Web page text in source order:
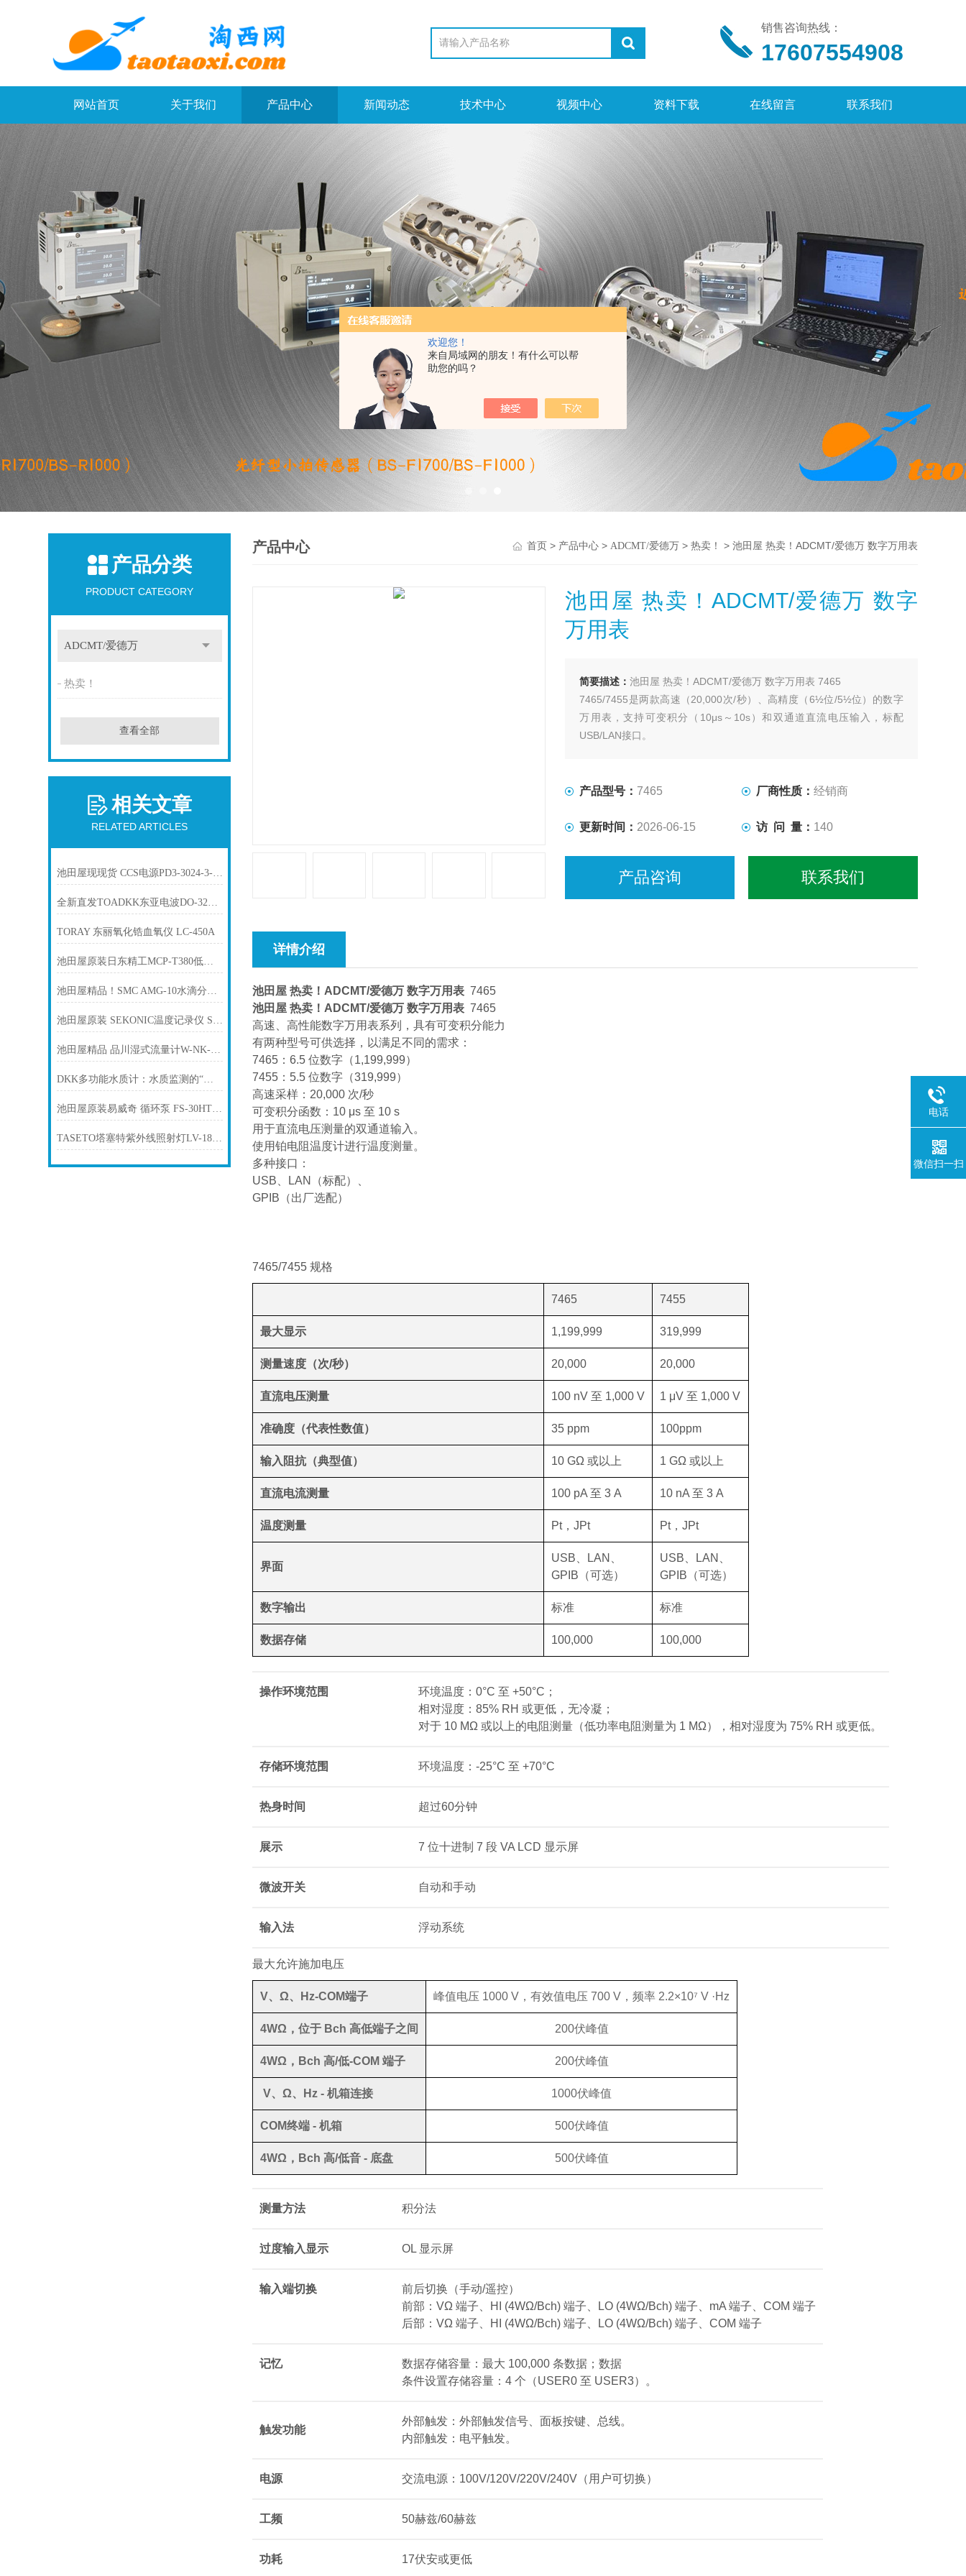
欢迎您！
来自局域网的朋友！有什么可以帮
助您的吗？
销售咨询热线：
17607554908
网站首页 关于我们 产品中心 新闻动态 技术中心 视频中心 资料下载 在线留言 联系我们
产品分类
PRODUCT CATEGORY
ADCMT/爱德万
热卖！
查看全部
相关文章
RELATED ARTICLES
池田屋现现货 CCS电源PD3-3024-3-PI电源适配器
全新直发TOADKK东亚电波DO-32A低浓度便携式溶解氧仪
TORAY 东丽氧化锆血氧仪 LC-450A
池田屋原装日东精工MCP-T380低电阻率仪产品介绍技术参
池田屋精品！SMC AMG-10水滴分离器技术参数与应用解析
池田屋原装 SEKONIC温度记录仪 ST-50A产品介绍技术参
池田屋精品 品川湿式流量计W-NK-0.5B产品介绍技术参数
DKK多功能水质计：水质监测的“全能战士”
池田屋原装易威奇 循环泵 FS-30HT2产品介绍技术参数
TASETO塔塞特紫外线照射灯LV-18电源盒
产品中心 首页> 产品中心> ADCMT/爱德万> 热卖！ > 池田屋 热卖！ADCMT/爱德万 数字万用表
池田屋 热卖！ADCMT/爱德万 数字
万用表
简要描述：池田屋 热卖！ADCMT/爱德万 数字万用表 7465
7465/7455是两款高速（20,000次/秒）、高精度（6½位/5½位）的数字
万用表，支持可变积分（10μs～10s）和双通道直流电压输入，标配
USB/LAN接口。
产品型号： 7465 厂商性质： 经销商
更新时间： 2026-06-15 访 问 量： 140
产品咨询 联系我们
详情介绍
池田屋 热卖！ADCMT/爱德万 数字万用表 7465
池田屋 热卖！ADCMT/爱德万 数字万用表 7465
高速、高性能数字万用表系列，具有可变积分能力
有两种型号可供选择，以满足不同的需求：
7465：6.5 位数字（1,199,999）
7455：5.5 位数字（319,999）
高速采样：20,000 次/秒
可变积分函数：10 μs 至 10 s
用于直流电压测量的双通道输入。
使用铂电阻温度计进行温度测量。
多种接口：
USB、LAN（标配）、
GPIB（出厂选配）
7465/7455 规格
7465 7455
最大显示 1,199,999 319,999
测量速度（次/秒） 20,000 20,000
直流电压测量 100 nV 至 1,000 V 1 μV 至 1,000 V
准确度（代表性数值） 35 ppm 100ppm
输入阻抗（典型值） 10 GΩ 或以上 1 GΩ 或以上
直流电流测量 100 pA 至 3 A 10 nA 至 3 A
温度测量 Pt，JPt Pt，JPt
界面
USB、LAN、
GPIB（可选）
USB、LAN、
GPIB（可选）
数字输出 标准 标准
数据存储 100,000 100,000
操作环境范围
环境温度：0°C 至 +50°C；
相对湿度：85% RH 或更低，无冷凝；
对于 10 MΩ 或以上的电阻测量（低功率电阻测量为 1 MΩ），相对湿度为 75% RH 或更低。
存储环境范围 环境温度：-25°C 至 +70°C
热身时间 超过60分钟
展示 7 位十进制 7 段 VA LCD 显示屏
微波开关 自动和手动
输入法 浮动系统
最大允许施加电压
V、Ω、Hz-COM端子 峰值电压 1000 V，有效值电压 700 V，频率 2.2×10⁷ V ·Hz
4WΩ，位于 Bch 高低端子之间 200伏峰值
4WΩ，Bch 高/低-COM 端子 200伏峰值
V、Ω、Hz - 机箱连接 1000伏峰值
COM终端 - 机箱 500伏峰值
4WΩ，Bch 高/低音 - 底盘 500伏峰值
测量方法 积分法
过度输入显示 OL 显示屏
输入端切换
前后切换（手动/遥控）
前部：VΩ 端子、HI (4WΩ/Bch) 端子、LO (4WΩ/Bch) 端子、mA 端子、COM 端子
后部：VΩ 端子、HI (4WΩ/Bch) 端子、LO (4WΩ/Bch) 端子、COM 端子
记忆
数据存储容量：最大 100,000 条数据；数据
条件设置存储容量：4 个（USER0 至 USER3）。
触发功能
外部触发：外部触发信号、面板按键、总线。
内部触发：电平触发。
电源 交流电源：100V/120V/220V/240V（用户可切换）
工频 50赫兹/60赫兹
功耗 17伏安或更低
电话
微信扫一扫